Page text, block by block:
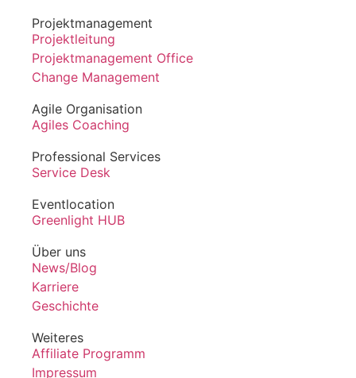
Projektmanagement
Projektleitung
Projektmanagement Office
Change Management
Agile Organisation
Agiles Coaching
Professional Services
Service Desk
Eventlocation
Greenlight HUB
Über uns
News/Blog
Karriere
Geschichte
Weiteres
Affiliate Programm
Impressum